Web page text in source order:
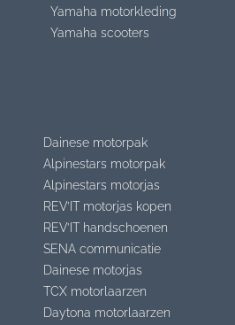
Yamaha motorkleding
Yamaha scooters
Dainese motorpak
Alpinestars motorpak
Alpinestars motorjas
REV’IT motorjas kopen
REV’IT handschoenen
SENA communicatie
Dainese motorjas
TCX motorlaarzen
Daytona motorlaarzen